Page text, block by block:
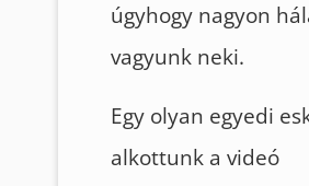
úgyhogy nagyon
vagyunk neki.
Egy olyan egyedi
alkottunk a videó